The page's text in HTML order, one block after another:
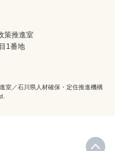
策推進室
1番地
室／石川県人材確保・定住推進機構